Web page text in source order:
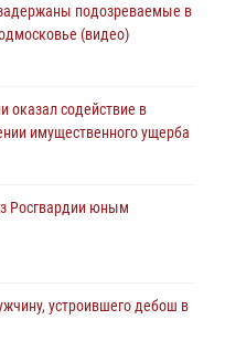
подозреваемые в
(видео)
оказал содействие в
имущественного ущерба
Росгвардии юным
устроившего дебош в